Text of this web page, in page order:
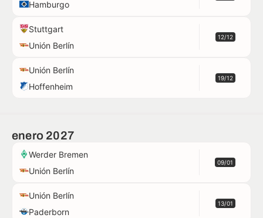
Hamburgo
Stuttgart
Unión Berlín
12/12
Unión Berlín
Hoffenheim
19/12
enero 2027
Werder Bremen
Unión Berlín
09/01
Unión Berlín
Paderborn
13/01